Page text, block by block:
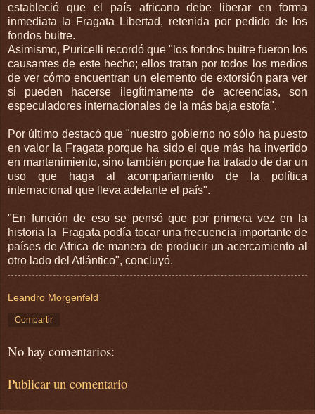
estableció que el país africano debe liberar en forma
inmediata la Fragata Libertad, retenida por pedido de los
fondos buitre.
Asimismo, Puricelli recordó que "los fondos buitre fueron los
causantes de este hecho; ellos tratan por todos los medios
de ver cómo encuentran un elemento de extorsión para ver
si pueden hacerse ilegítimamente de acreencias, son
especuladores internacionales de la más baja estofa".
Por último destacó que "nuestro gobierno no sólo ha puesto
en valor la Fragata porque ha sido el que más ha invertido
en mantenimiento, sino también porque ha tratado de dar un
uso que haga al acompañamiento de la política
internacional que lleva adelante el país".
"En función de eso se pensó que por primera vez en la
historia la Fragata podía tocar una frecuencia importante de
países de Africa de manera de producir un acercamiento al
otro lado del Atlántico", concluyó.
Leandro Morgenfeld
Compartir
No hay comentarios:
Publicar un comentario